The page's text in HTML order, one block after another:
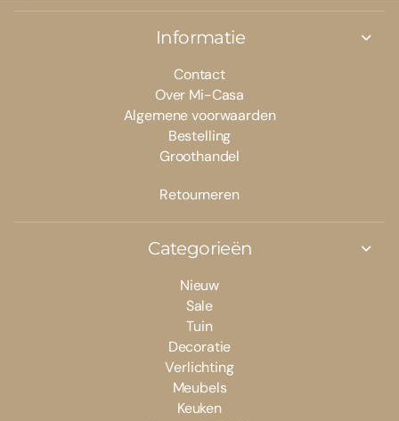
Informatie
Contact
Over Mi-Casa
Algemene voorwaarden
Bestelling
Groothandel
Retourneren
Categorieën
Nieuw
Sale
Tuin
Decoratie
Verlichting
Meubels
Keuken